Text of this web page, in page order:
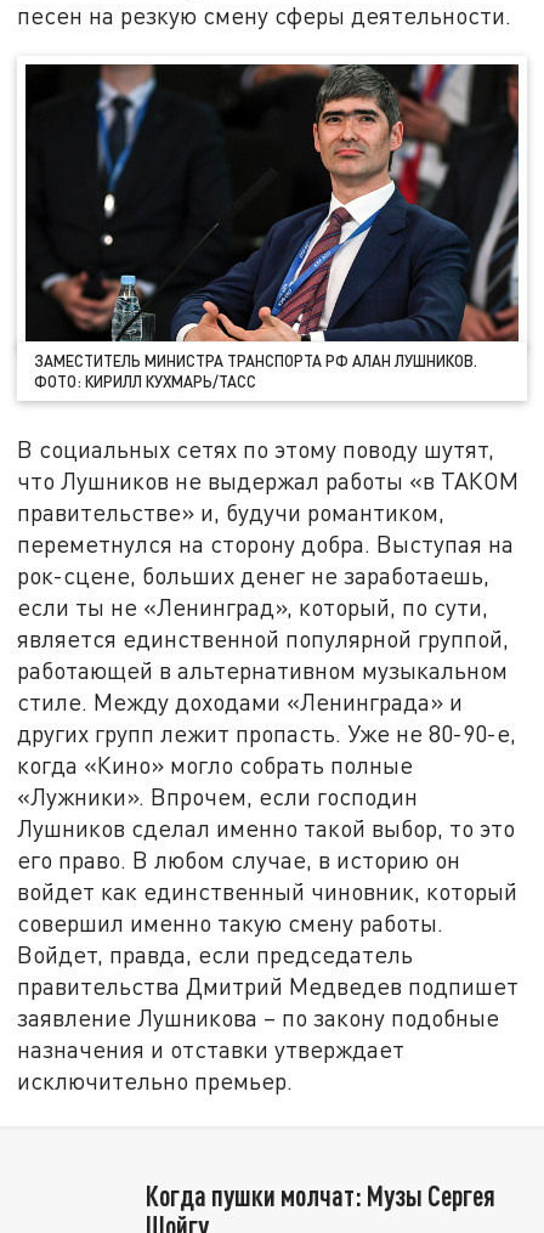
песен на резкую смену сферы деятельности.
ЗАМЕСТИТЕЛЬ МИНИСТРА ТРАНСПОРТА РФ АЛАН ЛУШНИКОВ.
ФОТО: КИРИЛЛ КУХМАРЬ/ТАСС
В социальных сетях по этому поводу шутят,
что Лушников не выдержал работы «в ТАКОМ
правительстве» и, будучи романтиком,
переметнулся на сторону добра. Выступая на
рок-сцене, больших денег не заработаешь,
если ты не «Ленинград», который, по сути,
является единственной популярной группой,
работающей в альтернативном музыкальном
стиле. Между доходами «Ленинграда» и
других групп лежит пропасть. Уже не 80-90-е,
когда «Кино» могло собрать полные
«Лужники». Впрочем, если господин
Лушников сделал именно такой выбор, то это
его право. В любом случае, в историю он
войдет как единственный чиновник, который
совершил именно такую смену работы.
Войдет, правда, если председатель
правительства Дмитрий Медведев подпишет
заявление Лушникова – по закону подобные
назначения и отставки утверждает
исключительно премьер.
Когда пушки молчат: Музы Сергея
Шойгу